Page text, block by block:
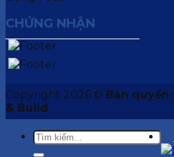
CHỨNG NHẬN
Copyright 2026 © Bản
& Build